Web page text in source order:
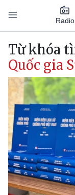
Nhảy đến nội dung
Radio
Main
Từ khóa
Quốc gia